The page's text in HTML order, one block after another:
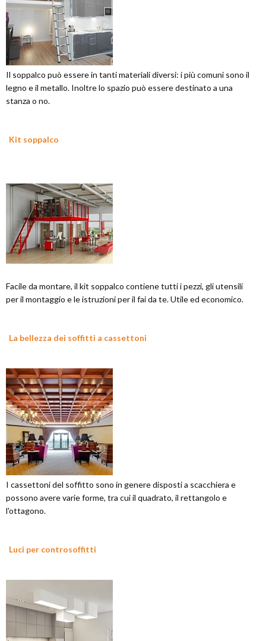
Il soppalco può essere in tanti materiali diversi: i più comuni sono il
legno e il metallo. Inoltre lo spazio può essere destinato a una
stanza o no.
Kit soppalco
Facile da montare, il kit soppalco contiene tutti i pezzi, gli utensili
per il montaggio e le istruzioni per il fai da te. Utile ed economico.
La bellezza dei soffitti a cassettoni
I cassettoni del soffitto sono in genere disposti a scacchiera e
possono avere varie forme, tra cui il quadrato, il rettangolo e
l'ottagono.
Luci per controsoffitti